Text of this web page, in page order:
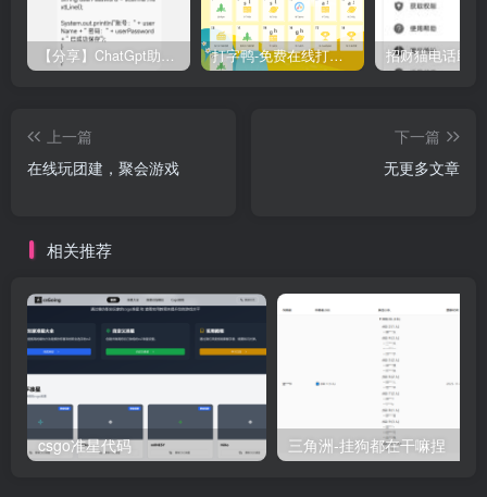
【分享】ChatGpt助手v1.24免注册直接使用 打字鸭-免费在线打字练习平台
上一篇
在线玩团建，聚会游戏
下一篇
无更多文章
相关推荐
csgo准星代码 三角洲-挂狗都在干嘛捏